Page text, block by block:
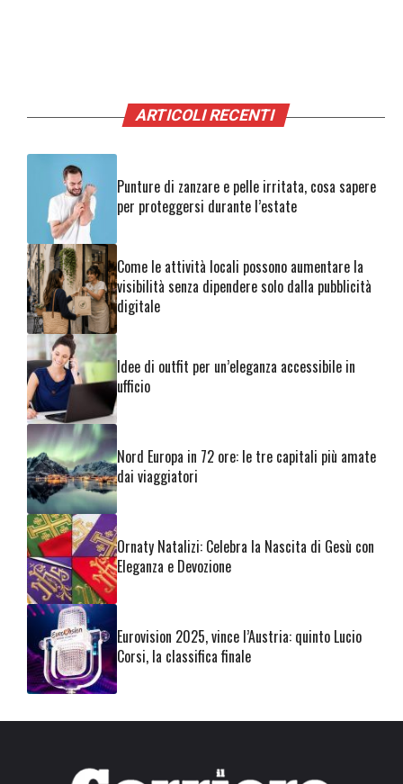
ARTICOLI RECENTI
Punture di zanzare e pelle irritata, cosa sapere
per proteggersi durante l’estate
Come le attività locali possono aumentare la
visibilità senza dipendere solo dalla pubblicità
digitale
Idee di outfit per un’eleganza accessibile in
ufficio
Nord Europa in 72 ore: le tre capitali più amate
dai viaggiatori
Ornaty Natalizi: Celebra la Nascita di Gesù con
Eleganza e Devozione
Eurovision 2025, vince l’Austria: quinto Lucio
Corsi, la classifica finale